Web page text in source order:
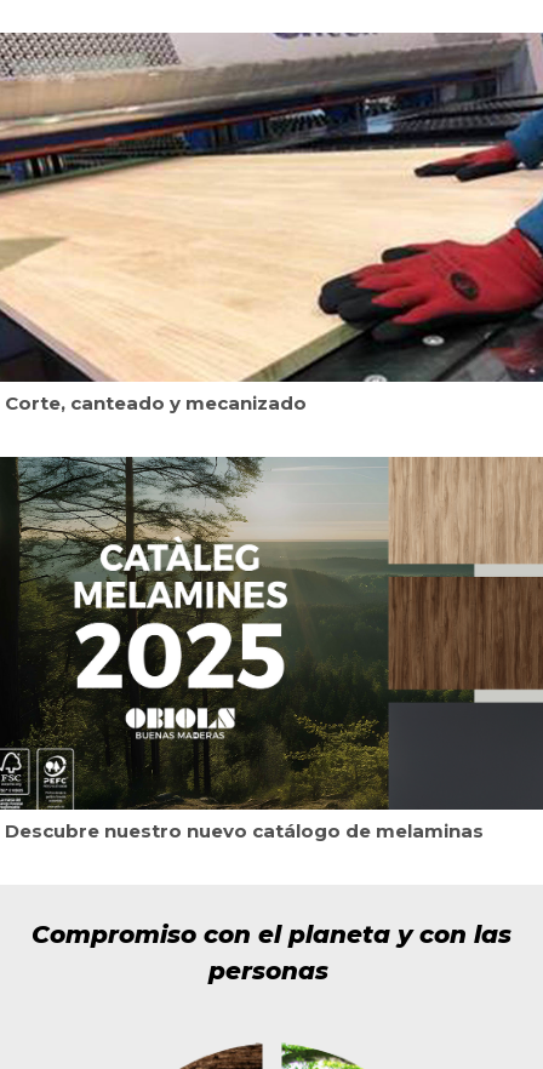
Corte, canteado y mecanizado
Descubre nuestro nuevo catálogo de melaminas
Compromiso con el planeta y con las
personas